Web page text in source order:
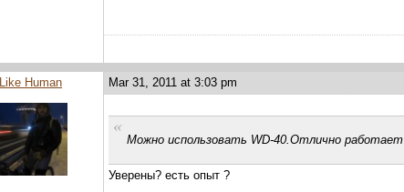
Mar 31, 2011 at 3:03 pm
Можно использовать WD-40.Отлично работает
Уверены? есть опыт ?
Like Human